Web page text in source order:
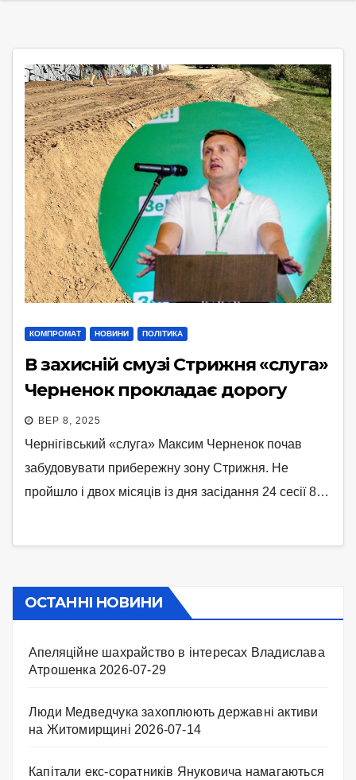
КОМПРОМАТ НОВИНИ ПОЛІТИКА
В захисній смузі Стрижня «слуга»
Черненок прокладає дорогу
ВЕР 8, 2025
Чернігівський «слуга» Максим Черненок почав
забудовувати прибережну зону Стрижня. Не
пройшло і двох місяців із дня засідання 24 сесії 8…
ОСТАННІ НОВИНИ
Апеляційне шахрайство в інтересах Владислава
Атрошенка 2026-07-29
Люди Медведчука захоплюють державні активи
на Житомирщині 2026-07-14
Капітали екс-соратників Януковича намагаються